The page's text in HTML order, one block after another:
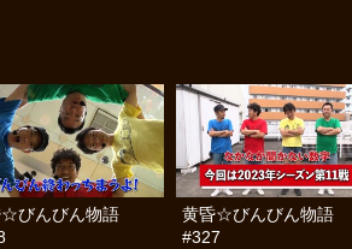
びんびん物語
黄昏☆びんびん物語
#327